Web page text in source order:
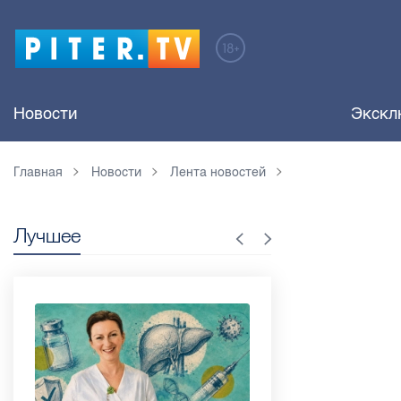
Новости
Главная Новости Лента новостей
Лучшее